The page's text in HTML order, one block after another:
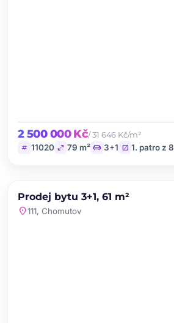
2 500 000 Kč/ 31 646 Kč/m²
tag 11020 open_in_full 79 m² chair 3+1 stairs 1. patro z 8
PRODEJ NOVINKA
Prodej bytu 3+1, 61 m²
location_on111, Chomutov